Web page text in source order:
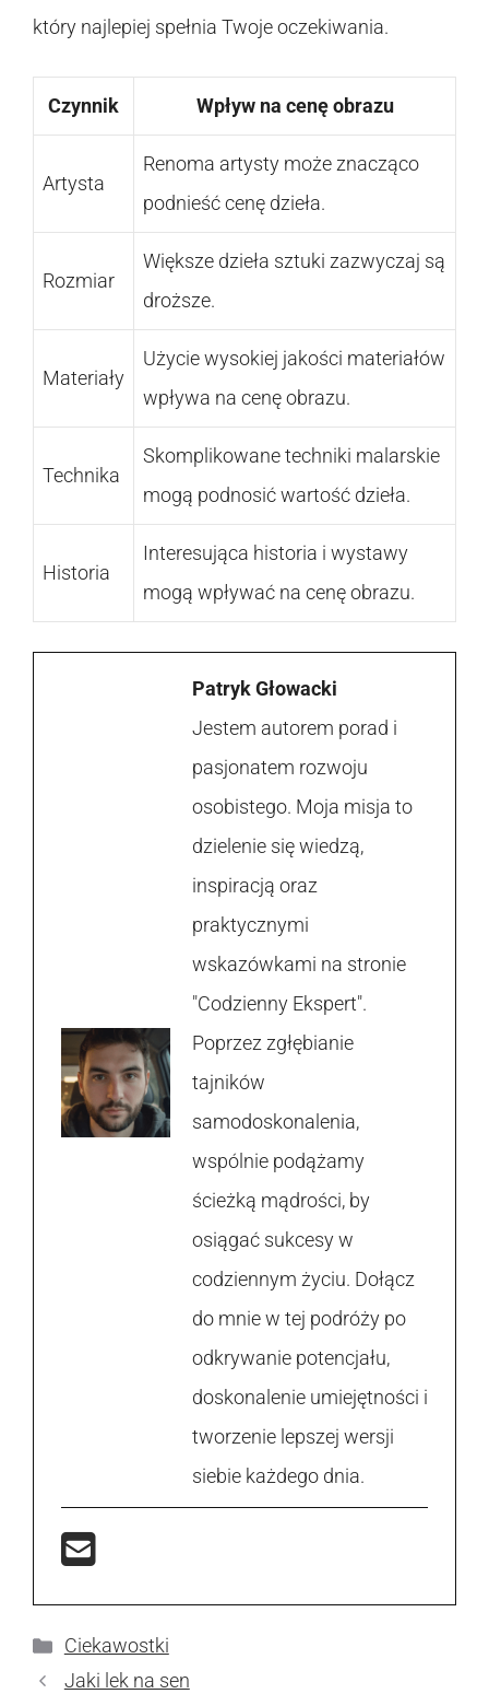
który najlepiej spełnia Twoje oczekiwania.
Czynnik Wpływ na cenę obrazu
Artysta
Renoma artysty może znacząco
podnieść cenę dzieła.
Rozmiar
Większe dzieła sztuki zazwyczaj są
droższe.
Materiały
Użycie wysokiej jakości materiałów
wpływa na cenę obrazu.
Technika
Skomplikowane techniki malarskie
mogą podnosić wartość dzieła.
Historia
Interesująca historia i wystawy
mogą wpływać na cenę obrazu.
Patryk Głowacki
Jestem autorem porad i
pasjonatem rozwoju
osobistego. Moja misja to
dzielenie się wiedzą,
inspiracją oraz
praktycznymi
wskazówkami na stronie
"Codzienny Ekspert".
Poprzez zgłębianie
tajników
samodoskonalenia,
wspólnie podążamy
ścieżką mądrości, by
osiągać sukcesy w
codziennym życiu. Dołącz
do mnie w tej podróży po
odkrywanie potencjału,
doskonalenie umiejętności i
tworzenie lepszej wersji
siebie każdego dnia.
Kategorie
Ciekawostki
Jaki lek na sen